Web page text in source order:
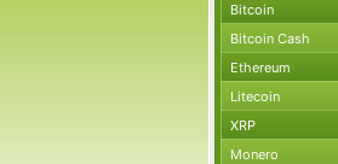
Bitcoin
Bitcoin Cash
Ethereum
Litecoin
XRP
Monero